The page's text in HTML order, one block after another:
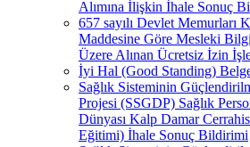
Alımına İlişkin İhale Sonuç
657 sayılı Devlet Memurları
Maddesine Göre Mesleki
Üzere Alınan Ücretsiz İzin
İyi Hal (Good Standing)
Sağlık Sisteminin
Projesi (SSGDP) Sağlık
Dünyası Kalp Damar
Eğitimi) İhale Sonuç Bildirimi